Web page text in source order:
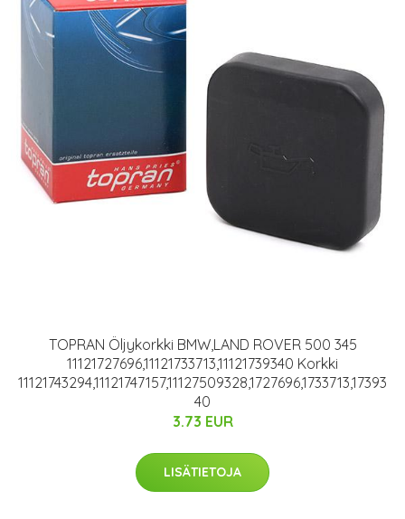
TOPRAN Öljykorkki BMW,LAND ROVER 500 345
11121727696,11121733713,11121739340 Korkki
11121743294,11121747157,11127509328,1727696,1733713,17393
40
3.73 EUR
LISÄTIETOJA